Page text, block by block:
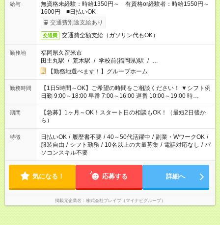
給与
無資格未経験：時給1350円～ 有資格or経験者：時給1550円～
1600円 ■日払いOK
交通費別途支給あり
交通費 交通費全額支給（ガソリン代もOK）
勤務地
福岡県久留米市
田主丸駅 / 荒木駅 / 学校前(福岡県)駅 / …
【勤務地選べます！】グループホーム
勤務時間
【1日5時間～OK】ご希望の時間をご相談ください！ ▼シフト例
日勤 9:00～18:00 早番 7:00～16:00 遅番 10:00～19:00 時
短 10:00～15:00 上記はあくまで一例です。 「夕方までには帰宅
しておきたい」 「朝はゆっくりのスタートがいい」 「お昼の時
間を有効に使いたい」 など、ご希望があれば教えてください
ね。
期間
【急募】1ヶ月～OK！スタート日の相談もOK！（最短2日後か
ら）
特徴 日払いOK / 履歴書不要 / 40～50代活躍中 / 副業・WワークOK /
服装自由 / シフト勤務 / 10名以上の大量募集 / 電話対応なし / パ
ソコンスキル不要
気になる！ 応募する 詳細へ
掲載元企業名 株式会社ブレイブ（マイナビグループ）